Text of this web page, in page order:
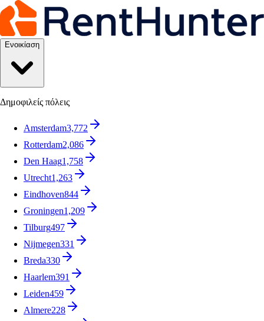
Ενοικίαση
Δημοφιλείς πόλεις
Amsterdam3,772
Rotterdam2,086
Den Haag1,758
Utrecht1,263
Eindhoven844
Groningen1,209
Tilburg497
Nijmegen331
Breda330
Haarlem391
Leiden459
Almere228